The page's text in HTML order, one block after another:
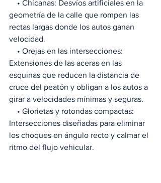
geometría de la calle que rompen las
rectas largas donde los autos ganan
velocidad.
Extensiones de las aceras en las
esquinas que reducen la distancia de
cruce del peatón y obligan a los autos a
girar a velocidades mínimas y seguras.
Intersecciones diseñadas para eliminar
los choques en ángulo recto y calmar el
ritmo del flujo vehicular.